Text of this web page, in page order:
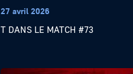
27 avril 2026
T DANS LE MATCH #73